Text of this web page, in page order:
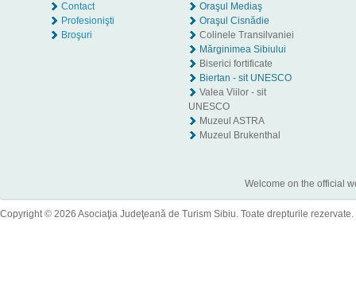
Contact
Profesionişti
Broşuri
Oraşul Mediaş
Oraşul Cisnădie
Colinele Transilvaniei
Mărginimea Sibiului
Biserici fortificate
Biertan - sit UNESCO
Valea Viilor - sit
UNESCO
Muzeul ASTRA
Muzeul Brukenthal
Welcome on the official
Copyright © 2026 Asociaţia Judeţeană de Turism Sibiu. Toate drepturile rezervate.